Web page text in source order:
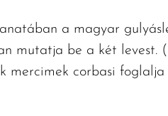
a magyar
mutatja be a két levest.
mercimek corbasi foglalja